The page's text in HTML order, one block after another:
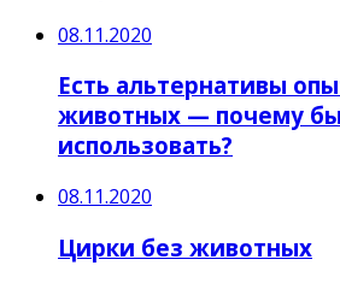
08.11.2020
Есть альтернативы
животных — почему
использовать?
08.11.2020
Цирки без животных